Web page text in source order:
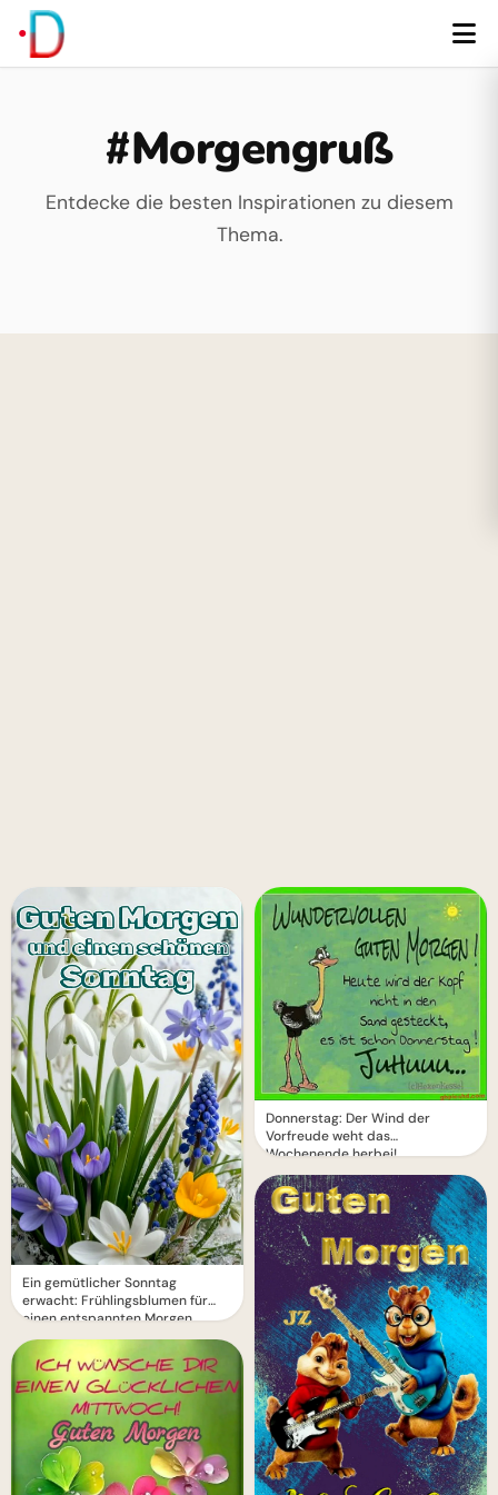
#Morgengruß
Entdecke die besten Inspirationen zu diesem
Thema.
Ein gemütlicher Sonntag
erwacht: Frühlingsblumen für
einen entspannten Morgen
Donnerstag: Der Wind der
Vorfreude weht das
Wochenende herbei!